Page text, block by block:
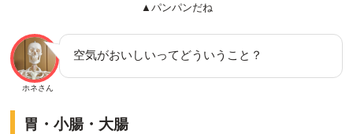
▲パンパンだね
ホネさん
空気がおいしいってどういうこと？
胃・小腸・大腸